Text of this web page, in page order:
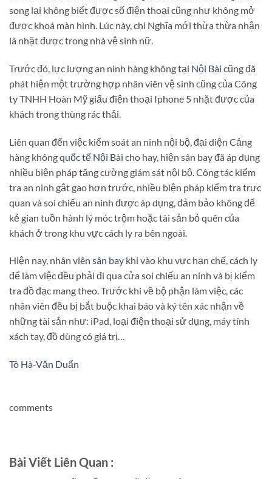
song lại không biết được số điện thoại cũng như không mở
được khoá màn hình. Lúc này, chi Nghĩa mới thừa thừa nhận
là nhặt được trong nhà vệ sinh nữ.
Trước đó, lực lượng an ninh hàng không tại Nội Bài cũng đã
phát hiện một trường hợp nhân viên vệ sinh cũng của Công
ty TNHH Hoàn Mỹ giấu điện thoại Iphone 5 nhặt được của
khách trong thùng rác thải.
Liên quan đến việc kiểm soát an ninh nội bộ, đại diện Cảng
hàng khôngquốc tế Nội Bài cho hay, hiện sân bay đã áp dụng
nhiều biện pháp tăng cường giám sát nội bộ. Công tác kiểm
tra an ninh gắt gao hơn trước, nhiều biện pháp kiểm tra trực
quan và soi chiếu an ninh được áp dụng, đảm bảo không để
kẻ gian tuồn hành lý móc trộm hoặc tài sản bỏ quên của
khách ở trong khu vực cách ly ra bên ngoài.
Hiện nay, nhân viên sân bay khi vào khu vực hạn chế, cách ly
để làm việc đều phải đi qua cửa soi chiếu an ninh và bị kiểm
tra đồ đạc mang theo. Trước khi về bộ phận làm việc, các
nhân viên đều bị bắt buộc khai báo và ký tên xác nhận về
những tài sản như: iPad, loại điện thoại sử dụng, máy tính
xách tay, đồ dùng có giá trị…
Tô Hà-Văn Duẩn
comments
Bài Viết Liên Quan :